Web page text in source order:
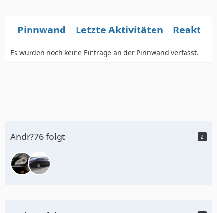
Pinnwand Letzte Aktivitäten
Es wurden noch keine Einträge an der Pinnwand verfasst.
Andr?76 folgt 2